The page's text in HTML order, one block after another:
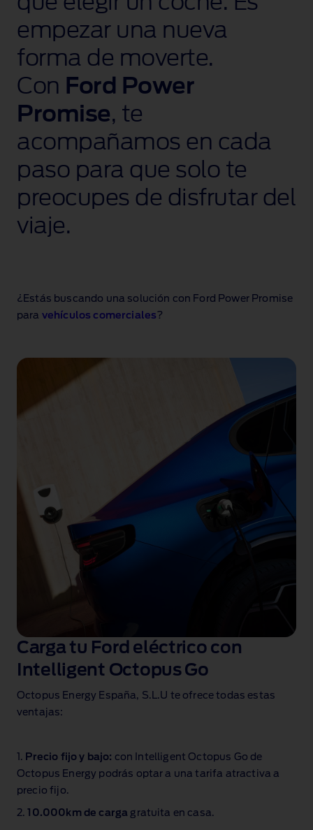
empezar una nueva
forma de moverte.
Con Ford Power
Promise, te
acompañamos en cada
paso para que solo te
preocupes de disfrutar del
viaje.
¿Estás buscando una solución con Ford Power Promise
para vehículos comerciales ?
Carga tu Ford eléctrico con
Intelligent Octopus Go
Octopus Energy España, S.L.U te ofrece todas estas
ventajas:
1. Precio fijo y bajo: con Intelligent Octopus Go de
Octopus Energy podrás optar a una tarifa atractiva a
precio fijo.
2. 10.000km de carga gratuita en casa.